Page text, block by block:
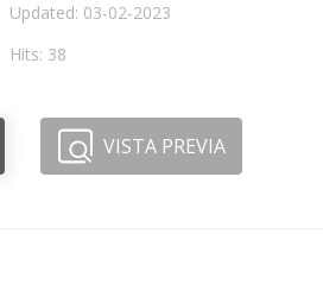
Updated: 03-02-2023
Hits: 38
VISTA PREVIA